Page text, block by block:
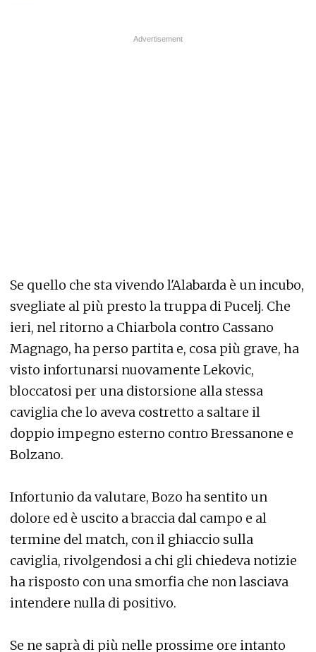
Se quello che sta vivendo l'Alabarda è un incubo,
svegliate al più presto la truppa di Pucelj. Che
ieri, nel ritorno a Chiarbola contro Cassano
Magnago, ha perso partita e, cosa più grave, ha
visto infortunarsi nuovamente Lekovic,
bloccatosi per una distorsione alla stessa
caviglia che lo aveva costretto a saltare il
doppio impegno esterno contro Bressanone e
Bolzano.
Infortunio da valutare, Bozo ha sentito un
dolore ed è uscito a braccia dal campo e al
termine del match, con il ghiaccio sulla
caviglia, rivolgendosi a chi gli chiedeva notizie
ha risposto con una smorfia che non lasciava
intendere nulla di positivo.
Se ne saprà di più nelle prossime ore intanto